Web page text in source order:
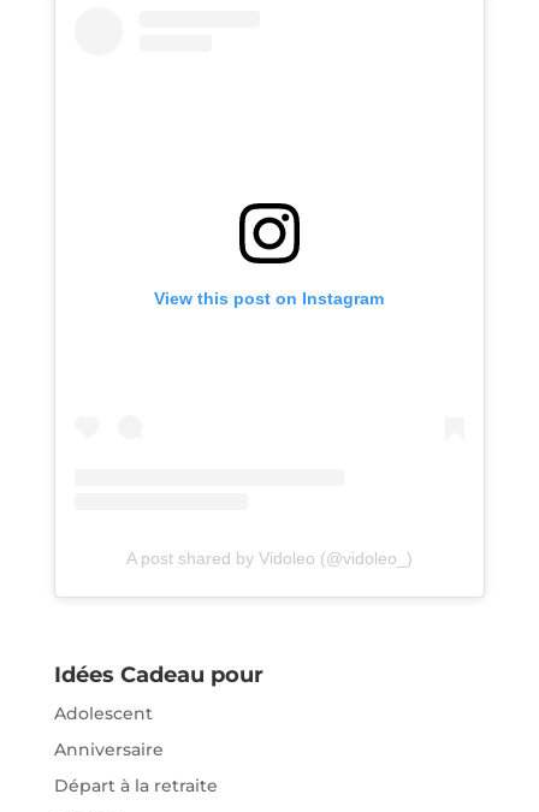
View this post on Instagram
A post shared by Vidoleo (@vidoleo_)
Idées Cadeau pour
Adolescent
Anniversaire
Départ à la retraite